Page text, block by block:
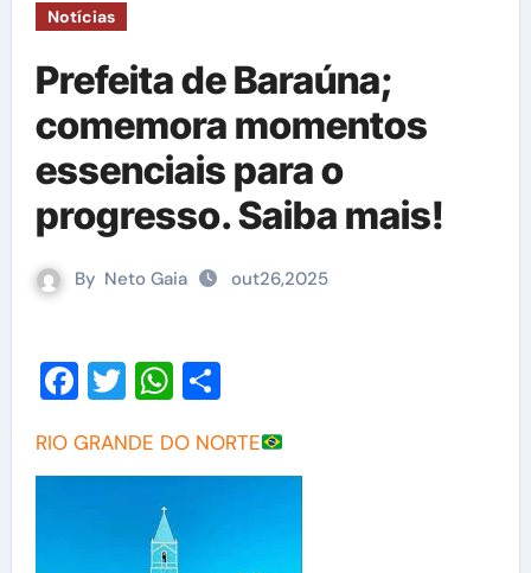
Notícias
Prefeita de Baraúna;
comemora momentos
essenciais para o
progresso. Saiba mais!
By Neto Gaia out26,2025
Facebook
TwitterWhatsApp
Share
RIO GRANDE DO NORTE